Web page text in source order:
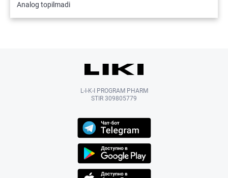
Analog topilmadi
L-I-K-I PROGRAM PHARM
STIR 309805779